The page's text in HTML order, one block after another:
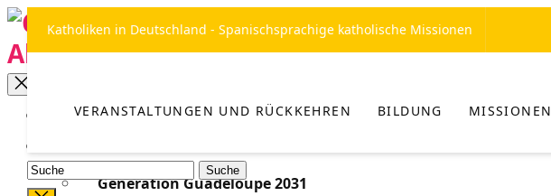
Katholiken in Deutschland - Spanischsprachige katholische Missionen
VERANSTALTUNGEN UND RÜCKKEHREN BILDUNG MISSIONEN
VERANSTALTUNGEN UND RÜCKKEHREN
Generation Guadeloupe 2031